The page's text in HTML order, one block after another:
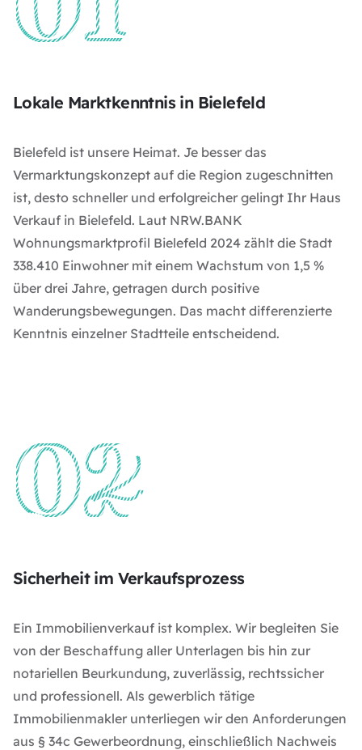
Lokale Marktkenntnis in Bielefeld
Bielefeld ist unsere Heimat. Je besser das
Vermarktungskonzept auf die Region zugeschnitten
ist, desto schneller und erfolgreicher gelingt Ihr Haus
Verkauf in Bielefeld. Laut NRW.BANK
Wohnungsmarktprofil Bielefeld 2024 zählt die Stadt
338.410 Einwohner mit einem Wachstum von 1,5 %
über drei Jahre, getragen durch positive
Wanderungsbewegungen. Das macht differenzierte
Kenntnis einzelner Stadtteile entscheidend.
Sicherheit im Verkaufsprozess
Ein Immobilienverkauf ist komplex. Wir begleiten Sie
von der Beschaffung aller Unterlagen bis hin zur
notariellen Beurkundung, zuverlässig, rechtssicher
und professionell. Als gewerblich tätige
Immobilienmakler unterliegen wir den Anforderungen
aus § 34c Gewerbeordnung, einschließlich Nachweis